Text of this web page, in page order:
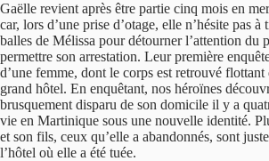
Gaëlle revient après être partie cinq mois en
car, lors d’une prise d’otage, elle n’hésite pas
balles de Mélissa pour détourner l’attention du
permettre son arrestation. Leur première
d’une femme, dont le corps est retrouvé flottant
grand hôtel. En enquêtant, nos héroïnes
brusquement disparu de son domicile il y a
vie en Martinique sous une nouvelle identité.
et son fils, ceux qu’elle a abandonnés, sont
l’hôtel où elle a été tuée.